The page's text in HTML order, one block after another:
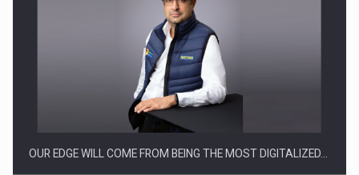
CEO Conference - Shaping The Future - Technology and…
OUR EDGE WILL COME FROM BEING THE MOST DIGITALIZED…